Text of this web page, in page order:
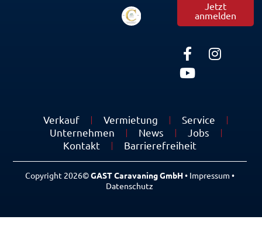
Jetzt
anmelden
Verkauf Vermietung
Service
Unternehmen
News
Jobs
Kontakt
Barrierefreiheit
Copyright 2026©GAST Caravaning GmbH• Impressum •
Datenschutz